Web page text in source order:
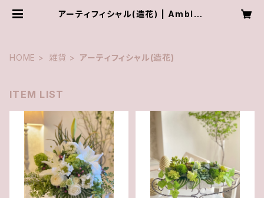
アーティフィシャル(造花) | Ambles
HOME 雑貨 アーティフィシャル(造花)
ITEM LIST